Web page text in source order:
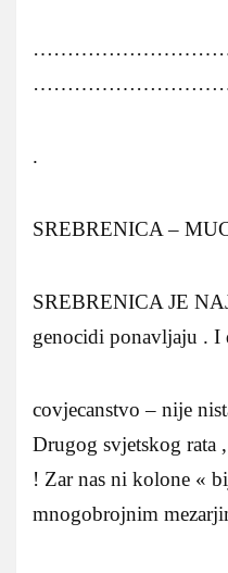
.
SREBRENICA –
SREBRENICA JE
genocidi ponavljaju . I
covjecanstvo – nije
Drugog svjetskog rata
! Zar nas ni kolone «
mnogobrojnim